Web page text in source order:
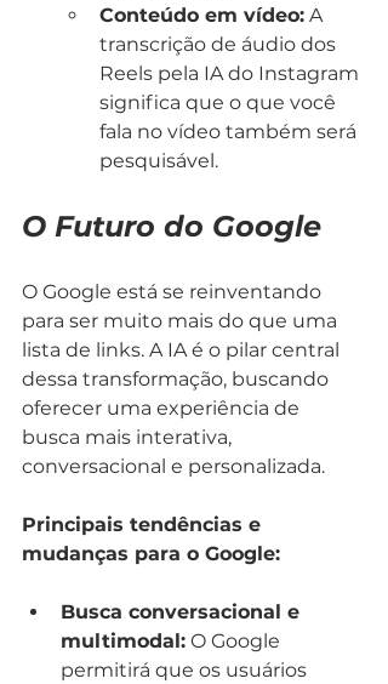
Conteúdo em vídeo: A
transcrição de áudio dos
Reels pela IA do Instagram
significa que o que você
fala no vídeo também será
pesquisável.
O Futuro do Google
O Google está se reinventando
para ser muito mais do que uma
lista de links. A IA é o pilar central
dessa transformação, buscando
oferecer uma experiência de
busca mais interativa,
conversacional e personalizada.
Principais tendências e
mudanças para o Google:
Busca conversacional e
multimodal: O Google
permitirá que os usuários